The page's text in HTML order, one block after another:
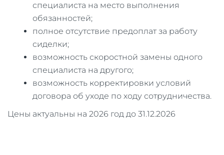
специалиста на место выполнения
обязанностей;
полное отсутствие предоплат за работу
сиделки;
возможность скоростной замены одного
специалиста на другого;
возможность корректировки условий
договора об уходе по ходу сотрудничества.
Цены актуальны на 2026 год до 31.12.2026